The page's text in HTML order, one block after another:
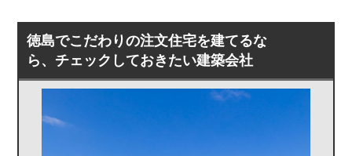
徳島でこだわりの注文住宅を建てるな
ら、チェックしておきたい建築会社